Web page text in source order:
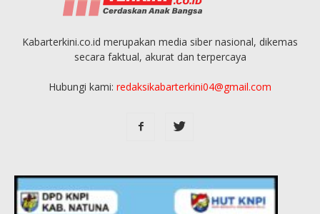
Kabarterkini.co.id merupakan media siber nasional, dikemas
secara faktual, akurat dan terpercaya
Hubungi kami: redaksikabarterkini04@gmail.com